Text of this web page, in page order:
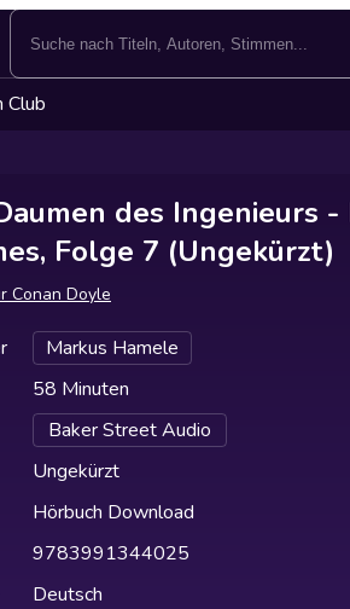
Club
des Ingenieurs
Folge 7 (Ungekürzt)
Conan Doyle
Markus Hamele
58 Minuten
Baker Street Audio
Ungekürzt
Hörbuch Download
9783991344025
Deutsch